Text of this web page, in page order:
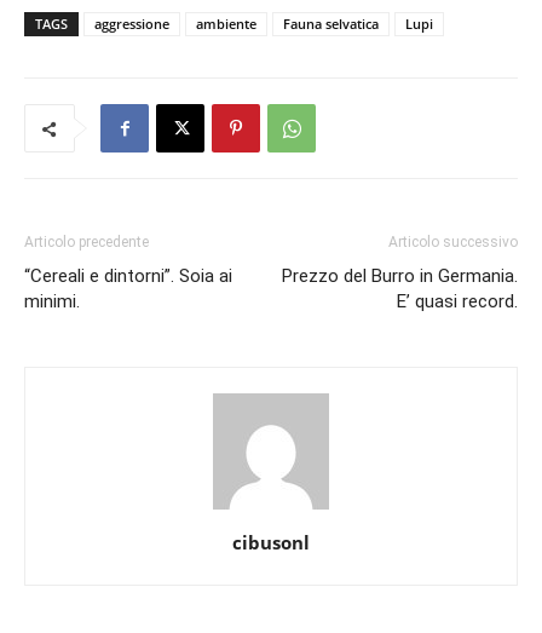
TAGS aggressione ambiente Fauna selvatica Lupi
Articolo precedente
“Cereali e dintorni”. Soia ai
minimi.
Articolo successivo
Prezzo del Burro in Germania.
E’ quasi record.
cibusonl